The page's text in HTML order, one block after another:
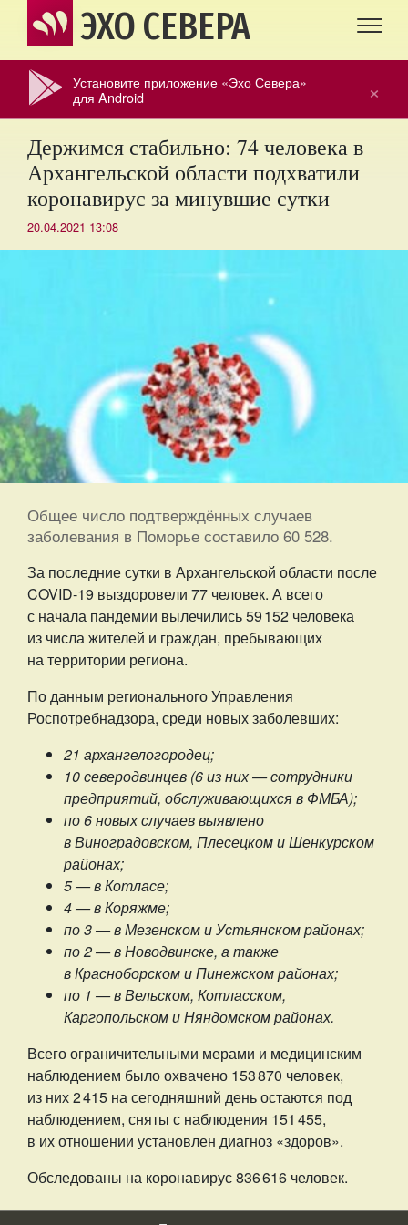
ЭХО СЕВЕРА
×
Установите приложение «Эхо Севера»
для Android
Держимся стабильно: 74 человека в
Архангельской области подхватили
коронавирус за минувшие сутки
20.04.2021 13:08
Общее число подтверждённых случаев
заболевания в Поморье составило 60 528.
За последние сутки в Архангельской области после
COVID-19 выздоровели 77 человек. А всего
с начала пандемии вылечились 59 152 человека
из числа жителей и граждан, пребывающих
на территории региона.
По данным регионального Управления
Роспотребнадзора, среди новых заболевших:
21 архангелогородец;
10 северодвинцев (6 из них — сотрудники
предприятий, обслуживающихся в ФМБА);
по 6 новых случаев выявлено
в Виноградовском, Плесецком и Шенкурском
районах;
5 — в Котласе;
4 — в Коряжме;
по 3 — в Мезенском и Устьянском районах;
по 2 — в Новодвинске, а также
в Красноборском и Пинежском районах;
по 1 — в Вельском, Котласском,
Каргопольском и Няндомском районах.
Всего ограничительными мерами и медицинским
наблюдением было охвачено 153 870 человек,
из них 2 415 на сегодняшний день остаются под
наблюдением, сняты с наблюдения 151 455,
в их отношении установлен диагноз «здоров».
Обследованы на коронавирус 836 616 человек.